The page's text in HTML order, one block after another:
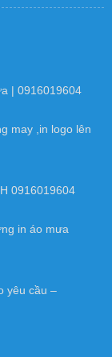
| 0916019604
may ,in logo lên
0916019604
in áo mưa
yêu cầu –